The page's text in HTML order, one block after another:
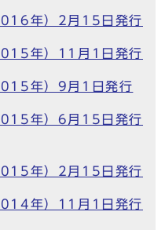
年）2月15日発行
年）11月1日発行
年）9月1日発行
年）6月15日発行
年）2月15日発行
年）11月1日発行